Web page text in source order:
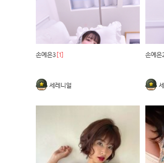
손예은3 [1]
세레니얼
손예은